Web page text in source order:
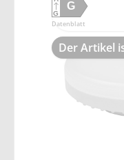
>0,71 •
Energieeffizienzklasse F •
G
G
Datenblatt
Der Artikel